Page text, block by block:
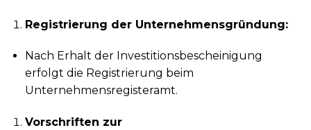
Registrierung der Unternehmensgründung:
Nach Erhalt der Investitionsbescheinigung
erfolgt die Registrierung beim
Unternehmensregisteramt.
Vorschriften zur